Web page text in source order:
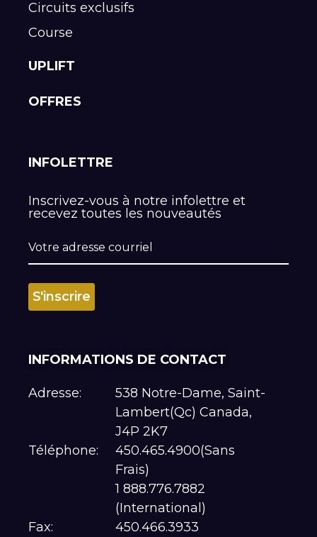
Circuits exclusifs
Course
UPLIFT
OFFRES
INFOLETTRE
Inscrivez-vous à notre infolettre et
recevez toutes les nouveautés
INFORMATIONS DE CONTACT
Adresse:
538 Notre-Dame, Saint-
Lambert(Qc) Canada,
J4P 2K7
Téléphone:
450.465.4900(Sans
Frais)
1 888.776.7882
(International)
Fax:
450.466.3933